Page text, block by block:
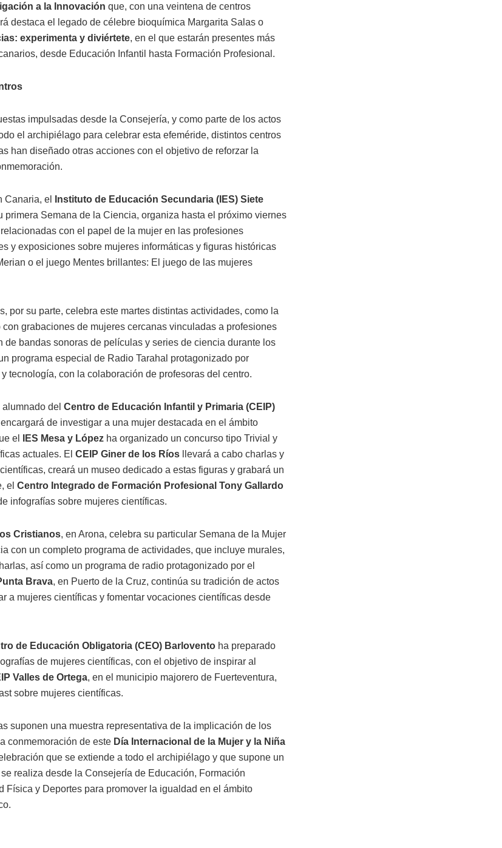
a la Innovación que, con una veintena de centros
destaca el legado de célebre bioquímica Margarita Salas o
experimenta y diviértete, en el que estarán presentes más
desde Educación Infantil hasta Formación Profesional.
impulsadas desde la Consejería, y como parte de los actos
el archipiélago para celebrar esta efeméride, distintos centros
han diseñado otras acciones con el objetivo de reforzar la
Canaria, el
Instituto de Educación Secundaria (IES) Siete
primera Semana de la Ciencia, organiza hasta el próximo viernes
con el papel de la mujer en las profesiones
y exposiciones sobre mujeres informáticas y figuras históricas
o el juego Mentes brillantes: El juego de las mujeres
s, por su parte, celebra este martes distintas actividades, como la
grabaciones de mujeres cercanas vinculadas a profesiones
de bandas sonoras de películas y series de ciencia durante los
programa especial de Radio Tarahal protagonizado por
tecnología, con la colaboración de profesoras del centro.
del Centro de Educación Infantil y Primaria (CEIP)
de investigar a una mujer destacada en el ámbito
el
IES Mesa y López ha organizado un concurso tipo Trivial y
actuales. El CEIP Giner de los Ríos llevará a cabo charlas y
creará un museo dedicado a estas figuras y grabará un
el Centro Integrado de Formación Profesional Tony Gallardo
infografías sobre mujeres científicas.
Cristianos, en Arona, celebra su particular Semana de la Mujer
con un completo programa de actividades, que incluye murales,
así como un programa de radio protagonizado por el
Brava, en Puerto de la Cruz, continúa su tradición de actos
a mujeres científicas y fomentar vocaciones científicas desde
de Educación Obligatoria (CEO) Barlovento ha preparado
de mujeres científicas, con el objetivo de inspirar al
Valles de Ortega, en el municipio majorero de Fuerteventura,
sobre mujeres científicas.
suponen una muestra representativa de la implicación de los
conmemoración de este Día Internacional de la Mujer y la Niña
que se extiende a todo el archipiélago y que supone un
realiza desde la Consejería de Educación, Formación
Física y Deportes para promover la igualdad en el ámbito